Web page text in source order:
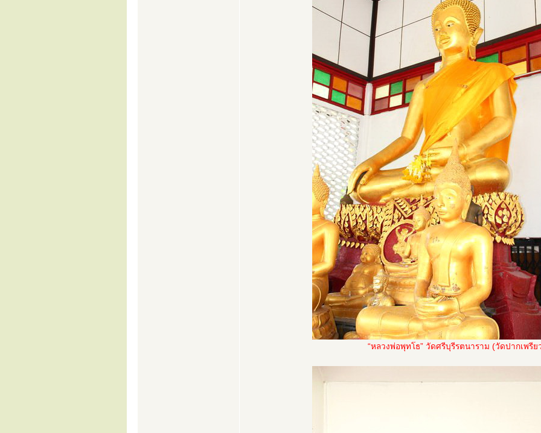
“หลวงพ่อพุทโธ” วัดศรีบุรีรตนาราม (วัดปากเพรีย